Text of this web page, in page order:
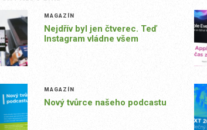
MAGAZÍN
Nejdřív byl jen čtverec. Teď
Instagram vládne všem
MAGAZÍN
Nový tvůrce našeho podcastu